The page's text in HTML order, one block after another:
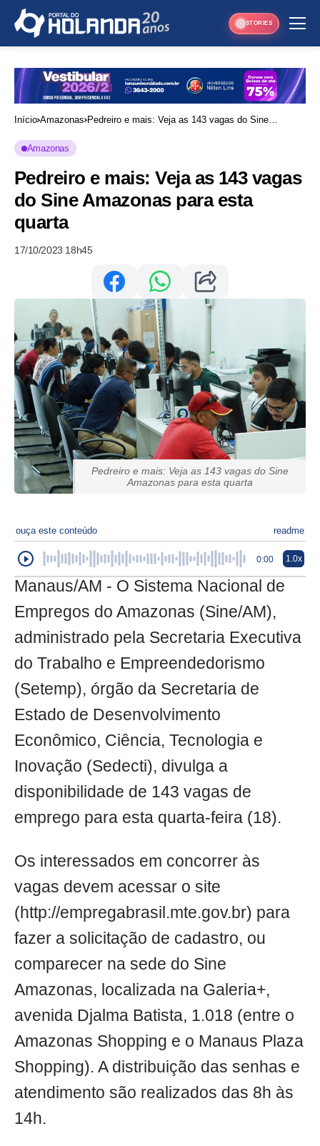
STORIES
Início Amazonas Pedreiro e mais: Veja as 143 vagas do Sine
Amazonas
Pedreiro e mais: Veja as 143 vagas
do Sine Amazonas para esta
quarta
17/10/2023 18h45
Pedreiro e mais: Veja as 143 vagas do Sine
Amazonas para esta quarta
ouça este conteúdo readme
0:00 1.0x
Manaus/AM - O Sistema Nacional de
Empregos do Amazonas (Sine/AM),
administrado pela Secretaria Executiva
do Trabalho e Empreendedorismo
(Setemp), órgão da Secretaria de
Estado de Desenvolvimento
Econômico, Ciência, Tecnologia e
Inovação (Sedecti), divulga a
disponibilidade de 143 vagas de
emprego para esta quarta-feira (18).
Os interessados em concorrer às
vagas devem acessar o site
(http://empregabrasil.mte.gov.br) para
fazer a solicitação de cadastro, ou
comparecer na sede do Sine
Amazonas, localizada na Galeria+,
avenida Djalma Batista, 1.018 (entre o
Amazonas Shopping e o Manaus Plaza
Shopping). A distribuição das senhas e
atendimento são realizados das 8h às
14h.